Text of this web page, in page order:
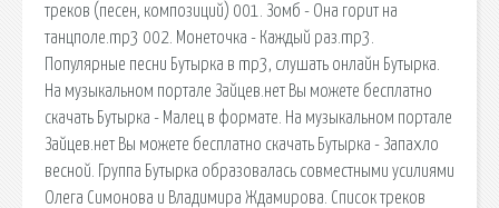
треков (песен, композиций) 001. Зомб - Она горит на
танцполе.mp3 002. Монеточка - Каждый раз.mp3.
Популярные песни Бутырка в mp3, слушать онлайн Бутырка.
На музыкальном портале Зайцев.нет Вы можете бесплатно
скачать Бутырка - Малец в формате. На музыкальном портале
Зайцев.нет Вы можете бесплатно скачать Бутырка - Запахло
весной. Группа Бутырка образовалась совместными усилиями
Олега Симонова и Владимира Ждамирова. Список треков